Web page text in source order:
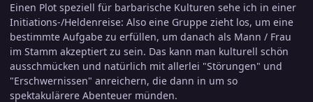
Einen Plot speziell für barbarische Kulturen sehe ich in einer
Initiations-/Heldenreise: Also eine Gruppe zieht los, um eine
bestimmte Aufgabe zu erfüllen, um danach als Mann / Frau
im Stamm akzeptiert zu sein. Das kann man kulturell schön
ausschmücken und natürlich mit allerlei "Störungen" und
"Erschwernissen" anreichern, die dann in um so
spektakulärere Abenteuer münden.